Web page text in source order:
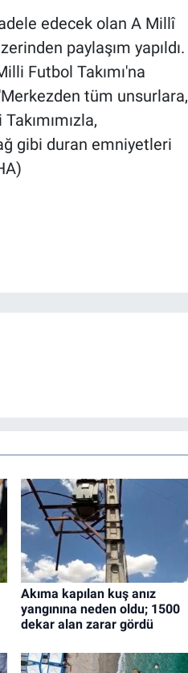
edecek olan A Millî
paylaşım yapıldı.
Futbol Takımı'na
tüm unsurlara,
gibi duran emniyetleri
Akıma kapılan kuş anız
yangınına neden oldu; 1500
dekar alan zarar gördü